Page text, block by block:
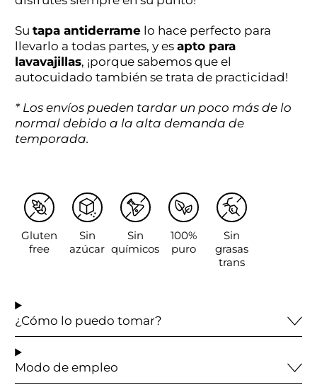
Sutapaantiderrame lo hace perfecto para
llevarlo atodas partes,yesapto para
lavavajillas, ¡porquesabemosqueel
autocuidadotambiénsetratade practicidad!
* Los envíos pueden tardar un poco más de lo
normal debido a la alta demanda de
temporada.
Gluten
free
Sin
azúcar
Sin
químicos
100%
puro
Sin
grasas
trans
¿Cómo lo puedo tomar?
Modo de empleo